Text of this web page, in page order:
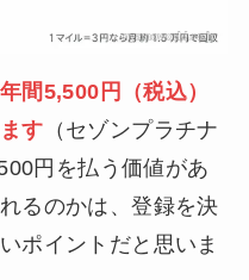
年間5,500円（税込）
す （セゾンプラチナ
円を払う価値があ
るのかは、登録を決
ポイントだと思いま